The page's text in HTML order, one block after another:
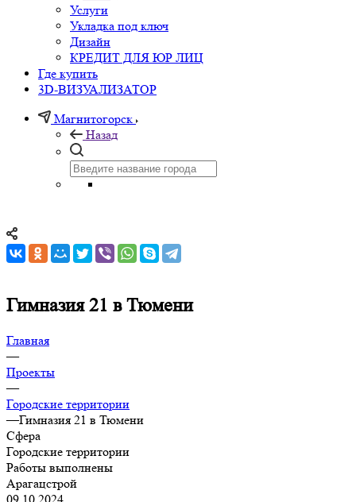
Услуги
Укладка под ключ
Дизайн
КРЕДИТ ДЛЯ ЮР ЛИЦ
Где купить
3D-ВИЗУАЛИЗАТОР
Магнитогорск
Назад
Гимназия 21 в Тюмени
Главная
—
Проекты
—
Городские территории
—Гимназия 21 в Тюмени
Сфера
Городские территории
Работы выполнены
Арагацстрой